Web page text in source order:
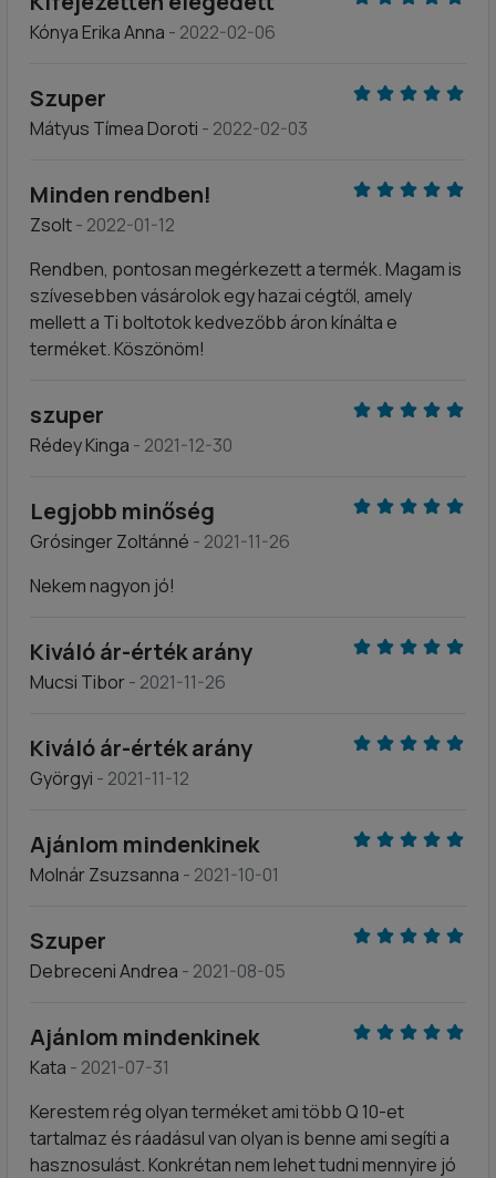
Kónya Erika Anna - 2022-02-06
Szuper
Mátyus Tímea Doroti - 2022-02-03
Minden rendben!
Zsolt- 2022-01-12
Rendben, pontosan megérkezett a termék. Magam is
szívesebben vásárolok egy hazai cégtől, amely
mellett a Ti boltotok kedvezőbb áron kínálta e
terméket. Köszönöm!
szuper
Rédey Kinga - 2021-12-30
Legjobb minőség
Grósinger Zoltánné - 2021-11-26
Nekem nagyon jó!
Kiváló ár-érték arány
Mucsi Tibor- 2021-11-26
Kiváló ár-érték arány
Györgyi - 2021-11-12
Ajánlom mindenkinek
Molnár Zsuzsanna - 2021-10-01
Szuper
Debreceni Andrea - 2021-08-05
Ajánlom mindenkinek
Kata - 2021-07-31
Kerestem rég olyan terméket ami több Q 10-et
tartalmaz és ráadásul van olyan is benne ami segíti a
hasznosulást. Konkrétan nem lehet tudni mennyire jó